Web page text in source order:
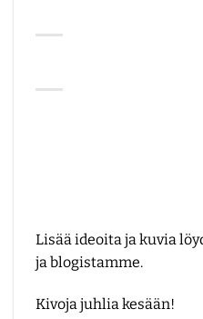
Lisää ideoita ja kuvia
ja blogistamme.
Kivoja juhlia kesään!